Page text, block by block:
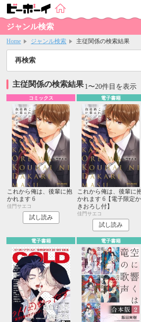
ジャンル検索
Home ジャンル検索 主従関係の検索結果
再検索
主従関係の検索結果 1〜20件目を表
コミックス
これから俺は、後輩に抱
かれます 6
佳門サエコ
試し読み
電子書籍
これから俺は、後輩に
かれます 6【電子限定か
きおろし付】
佳門サエコ
試し読み
電子書籍 電子書籍